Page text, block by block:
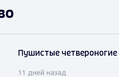
Пушистые
11 дней назад